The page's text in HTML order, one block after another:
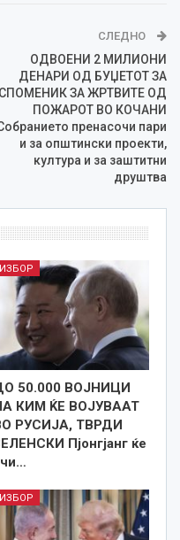
СЛЕДНО
ОДВОЕНИ 2 МИЛИОНИ
ДЕНАРИ ОД БУЏЕТОТ ЗА
СПОМЕНИК ЗА ЖРТВИТЕ ОД
ПОЖАРОТ ВО КОЧАНИ
пренасочи пари
и за општински проекти,
култура и за заштитни
друштва
ИЗБОР
50.000 ВОЈНИЦИ
КИМ ЌЕ ВОЈУВААТ
РУСИЈА, ТВРДИ
Пјонгјанг ќе
ИЗБОР